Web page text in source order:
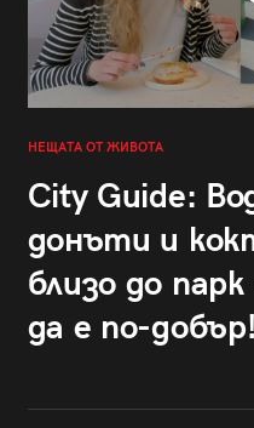
НЕЩАТА ОТ ЖИВОТА
City Guide:
донъти и
близо до
да е по-добър!